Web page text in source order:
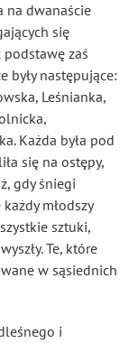
na dwanaście
się
zaś
były następujące:
Leśnianka,
Każda była pod
się na ostępy,
gdy śniegi
młodszy
sztuki,
Te, które
w sąsiednich
i